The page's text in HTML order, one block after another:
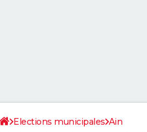
Elections municipales Ain